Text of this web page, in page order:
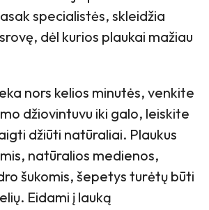
specialistės, skleidžia
dėl kurios plaukai mažiau
nors kelios minutės, venkite
džiovintuvu iki galo, leiskite
džiūti natūraliai. Plaukus
natūralios medienos,
šukomis, šepetys turėtų būti
Eidami į lauką